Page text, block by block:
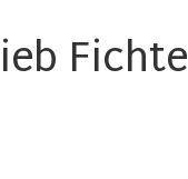
Fichte